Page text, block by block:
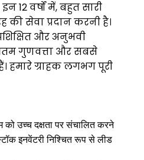
इन 12 वर्षों में, बहुत सारी
सेवा प्रदान करनी है।
और अनुभवी
गुणवत्ता और सबसे
हमारे ग्राहक लगभग पूरी
को उच्च दक्षता पर संचालित करने
इनवेंटरी निश्चित रूप से लीड